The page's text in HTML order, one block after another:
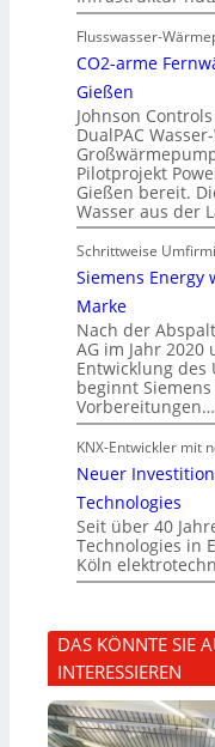
Flusswasser-
CO2-arme
Gießen
Johnson
DualPAC
Pilotprojekt
Gießen bereit.
Wasser aus der
Schrittweise
Siemens Energy
Marke
Nach der
AG im Jahr
Entwicklung des
beginnt
Vorbereitungen…
KNX-Entwickler mit
Neuer
Technologies
Seit über 40
Technologies in
Köln
DAS KÖNNTE SIE
INTERESSIEREN